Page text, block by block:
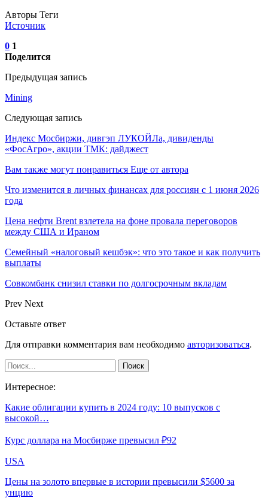
Авторы Теги
Источник
0 1
Поделится
Предыдущая запись
Mining
Следующая запись
Индекс Мосбиржи, дивгэп ЛУКОЙЛа, дивиденды
«ФосАгро», акции ТМК: дайджест
Вам также могут понравиться Еще от автора
Что изменится в личных финансах для россиян с 1 июня 2026
года
Цена нефти Brent взлетела на фоне провала переговоров
между США и Ираном
Семейный «налоговый кешбэк»: что это такое и как получить
выплаты
Совкомбанк снизил ставки по долгосрочным вкладам
Prev Next
Оставьте ответ
Для отправки комментария вам необходимо авторизоваться.
Интересное:
Какие облигации купить в 2024 году: 10 выпусков с
высокой…
Курс доллара на Мосбирже превысил ₽92
USA
Цены на золото впервые в истории превысили $5600 за
унцию